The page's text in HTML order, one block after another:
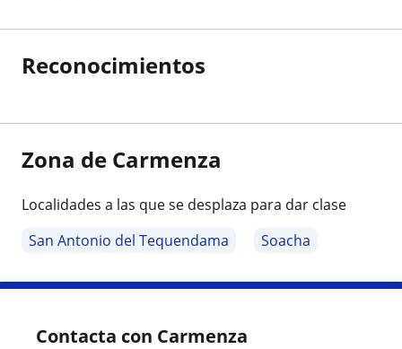
Reconocimientos
Zona de Carmenza
Localidades a las que se desplaza para dar clase
San Antonio del Tequendama
Soacha
Contacta con Carmenza